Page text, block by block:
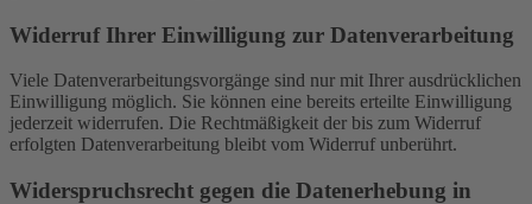
Widerruf Ihrer Einwilligung zur Datenverarbeitung
Viele Datenverarbeitungsvorgänge sind nur mit Ihrer ausdrücklichen
Einwilligung möglich. Sie können eine bereits erteilte Einwilligung
jederzeit widerrufen. Die Rechtmäßigkeit der bis zum Widerruf
erfolgten Datenverarbeitung bleibt vom Widerruf unberührt.
Widerspruchsrecht gegen die Datenerhebung in